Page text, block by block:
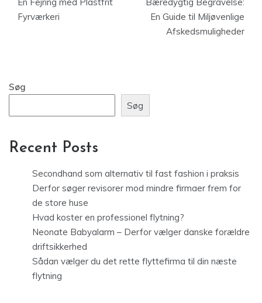
Fyrværkeri
En Guide til Miljøvenlige
Afskedsmuligheder
Søg
Søg
Recent Posts
Secondhand som alternativ til fast fashion i praksis
Derfor søger revisorer mod mindre firmaer frem for
de store huse
Hvad koster en professionel flytning?
Neonate Babyalarm – Derfor vælger danske forældre
driftsikkerhed
Sådan vælger du det rette flyttefirma til din næste
flytning